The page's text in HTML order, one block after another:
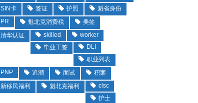
SIN卡
签证 护照
魁省身份
PR
魁北克消费税
美签
清华认证
skilled
worker
毕业工签
DLI
职业列表
PNP
追溯 面试
积案
新移民福利
魁北克福利
clsc
护士